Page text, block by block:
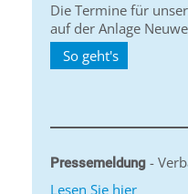
Die Termine für
auf der Anlage
So geht's
Pressemeldung -
Lesen Sie hier